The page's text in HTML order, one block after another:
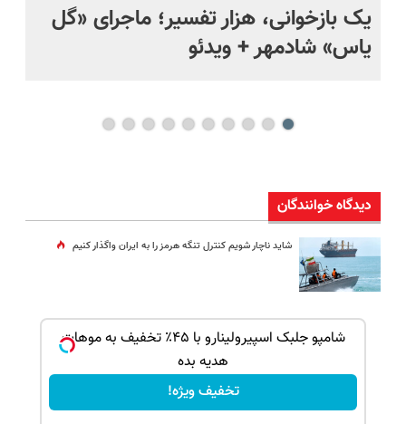
یک بازخوانی، هزار تفسیر؛ ماجرای «گل
یاس» شادمهر + ویدئو
دیدگاه خوانندگان
شاید ناچار شویم کنترل تنگه هرمز را به ایران واگذار کنیم
شامپو جلبک اسپیرولینارو با ۴۵٪ تخفیف به موهات
هدیه بده
تخفیف ویژه!